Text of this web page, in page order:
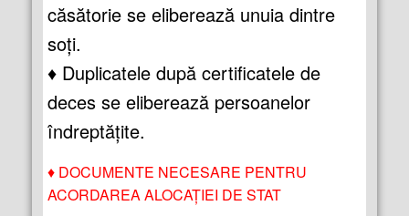
căsătorie se eliberează unuia dintre
soţi.
♦ Duplicatele după certificatele de
deces se eliberează persoanelor
îndreptăţite.
♦ DOCUMENTE NECESARE PENTRU
ACORDAREA ALOCAŢIEI DE STAT